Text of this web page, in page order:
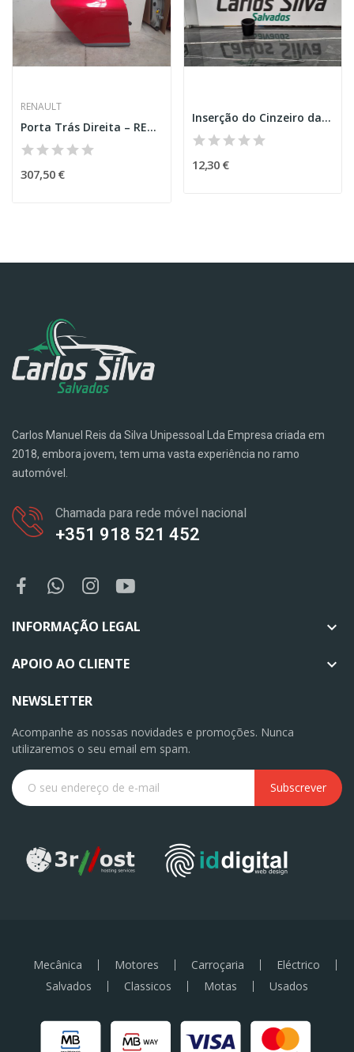
RENAULT
Porta Trás Direita – RENAULT CLIO V (BF_)
307,50 €
Inserção do Cinzeiro da Consola Central – BMW...
12,30 €
Carlos Manuel Reis da Silva Unipessoal Lda Empresa criada em
2018, embora jovem, tem uma vasta experiência no ramo
automóvel.
Chamada para rede móvel nacional
+351 918 521 452
INFORMAÇÃO LEGAL 
APOIO AO CLIENTE 
NEWSLETTER
Acompanhe as nossas novidades e promoções. Nunca
utilizaremos o seu email em spam.
Subscrever
Mecânica Motores Carroçaria
Eléctrico
Salvados
Classicos Motas Usados